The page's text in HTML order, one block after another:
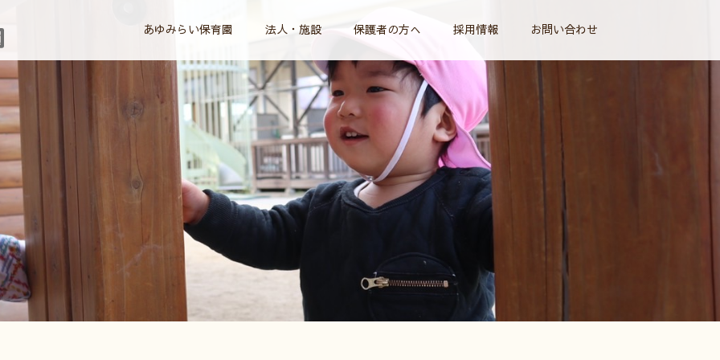
あゆみらい保育園 法人・施設 保護者の方へ 採用情報 お問い合わせ